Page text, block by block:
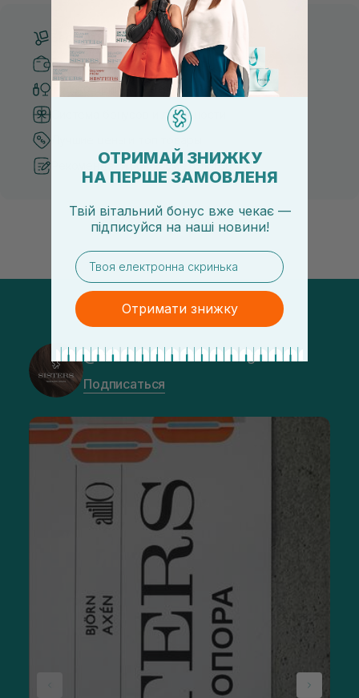
Бесплатная доставка от 3000 UAH
Безопасные способы оплаты
Только оригинальная косметика
Система бонусов и лояльности
Рекомендации от косметологов
@sisters_stelmakh в Instagram
Подписаться
ОТРИМАЙ ЗНИЖКУ
НА ПЕРШЕ ЗАМОВЛЕНЯ
Твій вітальний бонус вже чекає —
підписуйся на наші новини!
email
Отримати знижку